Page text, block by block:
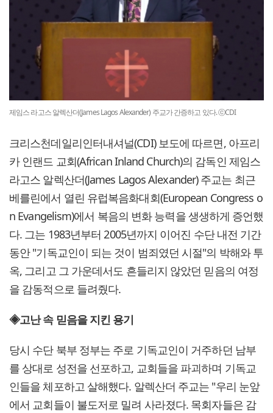
제임스 라고스 알렉산더(James Lagos Alexander) 주교가 간증하고 있다. ⓒCDI
크리스천데일리인터내셔널(CDI) 보도에 따르면, 아프리
카 인랜드 교회(African Inland Church)의 감독인 제임스
라고스 알렉산더(James Lagos Alexander) 주교는 최근
베를린에서 열린 유럽복음화대회(European Congress o
n Evangelism)에서 복음의 변화 능력을 생생하게 증언했
다. 그는 1983년부터 2005년까지 이어진 수단 내전 기간
동안 "기독교인이 되는 것이 범죄였던 시절"의 박해와 투
옥, 그리고 그 가운데서도 흔들리지 않았던 믿음의 여정
을 감동적으로 들려줬다.
◈고난 속 믿음을 지킨 용기
당시 수단 북부 정부는 주로 기독교인이 거주하던 남부
를 상대로 성전을 선포하고, 교회들을 파괴하며 기독교
인들을 체포하고 살해했다. 알렉산더 주교는 "우리 눈앞
에서 교회들이 불도저로 밀려 사라졌다. 목회자들은 감